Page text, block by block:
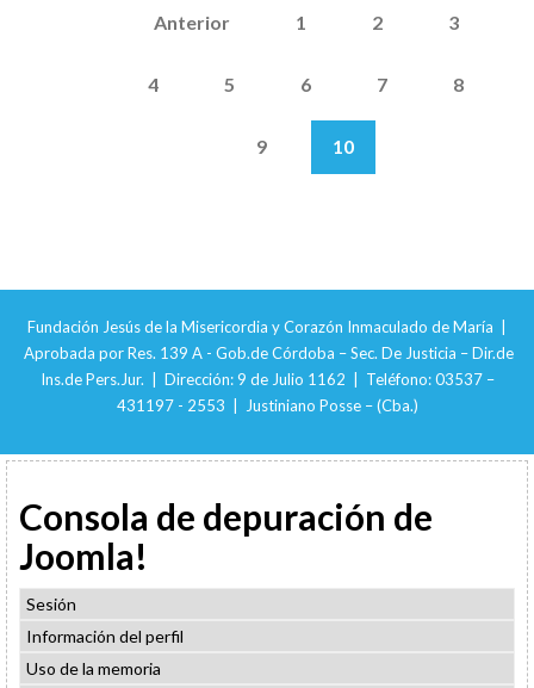
Anterior 1 2 3
4 5 6 7 8
9 10
Fundación Jesús de la Misericordia y Corazón Inmaculado de María |
Aprobada por Res. 139 A - Gob.de Córdoba – Sec. De Justicia – Dir.de
Ins.de Pers.Jur. | Dirección: 9 de Julio 1162 | Teléfono: 03537 –
431197 - 2553 | Justiniano Posse – (Cba.)
Consola de depuración de
Joomla!
Sesión
Información del perfil
Uso de la memoria